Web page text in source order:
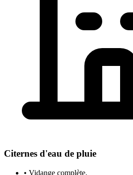
Citernes d'eau de pluie
• Vidange complète.